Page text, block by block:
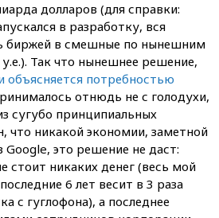
долларов (для справки:
в разработку, вся
биржей в смешные по нынешним
Так что нынешнее решение,
объясняется потребностью
отнюдь не с голодухи,
сугубо принципиальных
что никакой экономии, заметной
это решение не даст:
стоит никаких денег (весь мой
6 лет весит в 3 раза
с гуглофона), а последнее